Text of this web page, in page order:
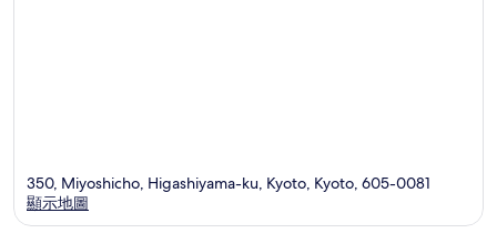
350, Miyoshicho, Higashiyama-ku, Kyoto, Kyoto, 605-0081
顯示地圖